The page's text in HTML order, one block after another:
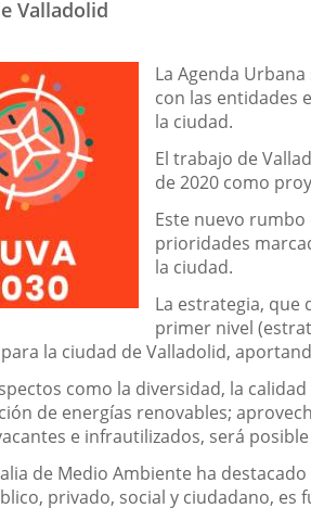
Valladolid
La Agenda
con las entidades
la ciudad.
El trabajo de
de 2020 como
Este nuevo
prioridades
la ciudad.
La estrategia, que
primer nivel
la ciudad de Valladolid,
como la diversidad, la
de energías renovables;
e infrautilizados, será
de Medio Ambiente ha
privado, social y ciudadano, es